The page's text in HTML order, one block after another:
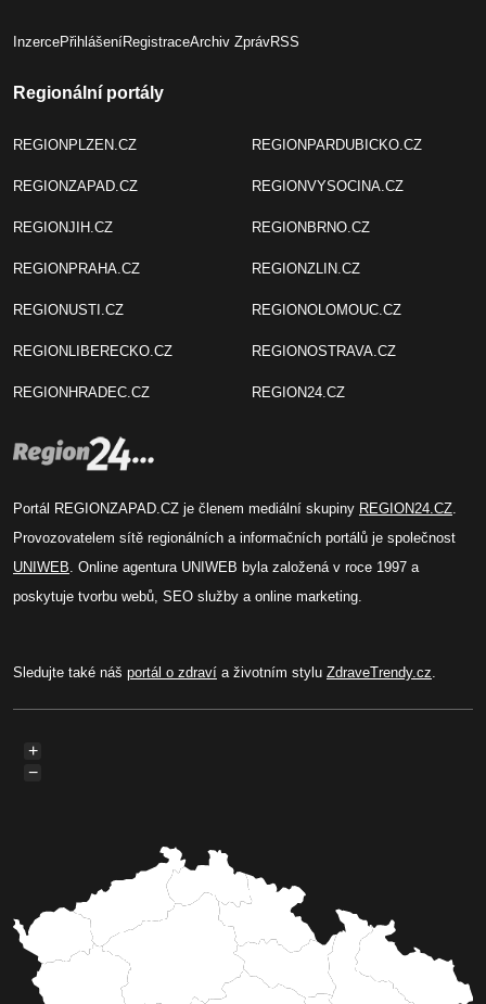
InzercePřihlášeníRegistraceArchiv ZprávRSS
Regionální portály
REGIONPLZEN.CZ
REGIONZAPAD.CZ
REGIONJIH.CZ
REGIONPRAHA.CZ
REGIONUSTI.CZ
REGIONLIBERECKO.CZ
REGIONHRADEC.CZ
REGIONPARDUBICKO.CZ
REGIONVYSOCINA.CZ
REGIONBRNO.CZ
REGIONZLIN.CZ
REGIONOLOMOUC.CZ
REGIONOSTRAVA.CZ
REGION24.CZ
Portál REGIONZAPAD.CZ je členem mediální skupiny REGION24.CZ.
Provozovatelem sítě regionálních a informačních portálů je společnost
UNIWEB. Online agentura UNIWEB byla založená v roce 1997 a
poskytuje tvorbu webů, SEO služby a online marketing.
Sledujte také náš portál o zdraví a životním stylu ZdraveTrendy.cz.
+
−